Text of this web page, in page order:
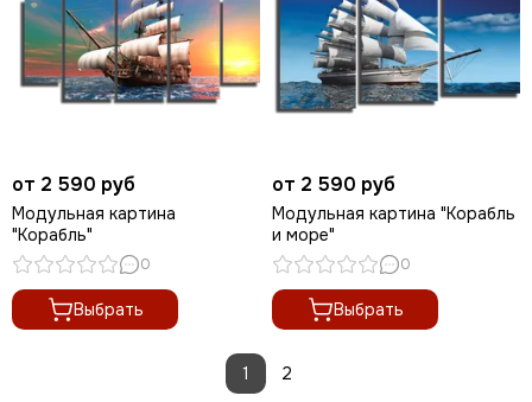
от 2 590 руб
Модульная картина
"Корабль"
0
Выбрать
от 2 590 руб
Модульная картина "Корабль
и море"
0
Выбрать
1 2